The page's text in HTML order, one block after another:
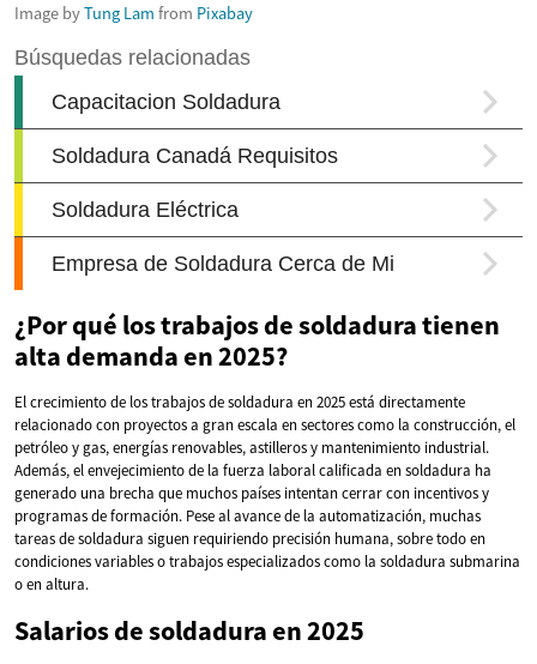
Image byTung Lam from Pixabay
¿Por qué los trabajos de soldadura tienen
alta demanda en 2025?
El crecimiento de los trabajos de soldadura en 2025 está directamente
relacionado con proyectos a gran escala en sectores como la construcción, el
petróleo y gas, energías renovables, astilleros y mantenimiento industrial.
Además, el envejecimiento de la fuerza laboral calificada en soldadura ha
generado una brecha que muchos países intentan cerrar con incentivos y
programas de formación. Pese al avance de la automatización, muchas
tareas de soldadura siguen requiriendo precisión humana, sobre todo en
condiciones variables o trabajos especializados como la soldadura submarina
o en altura.
Salarios de soldadura en 2025